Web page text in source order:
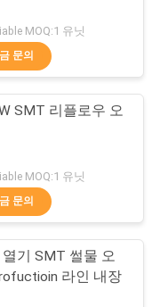
기계
25
45
MOQ:1 유닛
문의
SMT 리플로우 오
MOQ:1 유닛
문의
열기 SMT 썰물 오
라인 내장